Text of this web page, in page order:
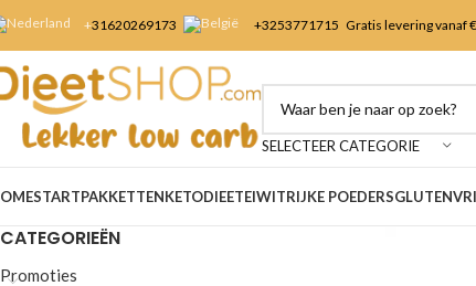
+31620269173 +3253771715 Gratis levering vanaf
SELECTEER CATEGORIE
STARTPAKKETTENKETODIEETEIWITRIJKE POEDERS
CATEGORIEËN
Promoties